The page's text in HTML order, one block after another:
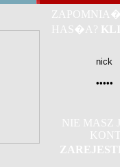
HAS�A?
NIE MASZ